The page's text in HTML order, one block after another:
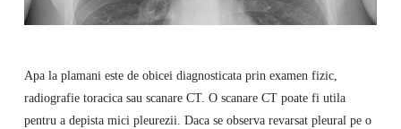
Apa la plamani este de obicei diagnosticata prin examen fizic,
radiografie toracica sau scanare CT. O scanare CT poate fi utila
pentru a depista mici pleurezii. Daca se observa revarsat pleural pe o